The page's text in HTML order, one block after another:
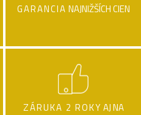
GARANCIA NAJNIŽŠÍCH CIEN
ZÁRUKA 2 ROKY AJ NA